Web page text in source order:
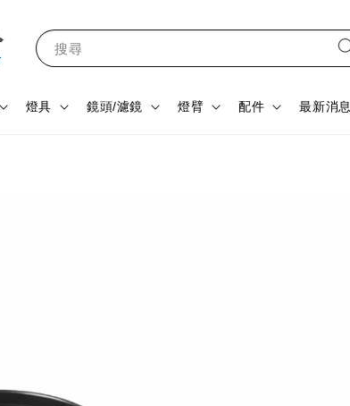
搜尋
燈具 鏡頭/濾鏡 燈臂 配件 最新消息